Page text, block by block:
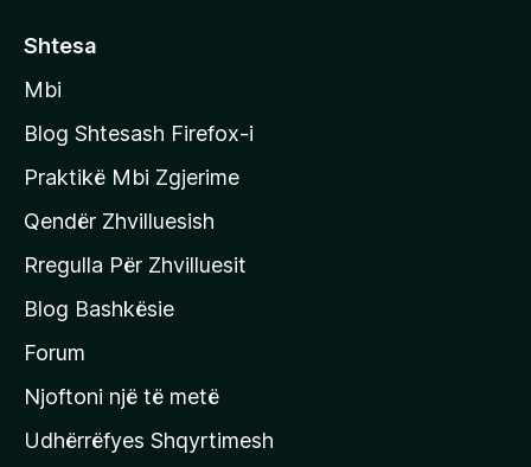
o
i
t
f
a
q
a
h
y
ë
Shtesa
Mbi
Blog Shtesash Firefox-i
Praktikë Mbi Zgjerime
Qendër Zhvilluesish
Rregulla Për Zhvilluesit
Blog Bashkësie
Forum
Njoftoni një të metë
Udhërrëfyes Shqyrtimesh